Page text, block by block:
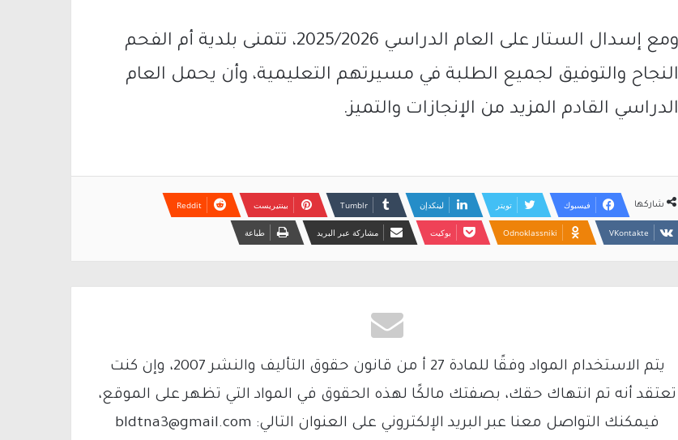
ومع إسدال الستار على العام الدراسي 2025/2026، تتمنى بلدية أم الفحم
النجاح والتوفيق لجميع الطلبة في مسيرتهم التعليمية، وأن يحمل العام
الدراسي القادم المزيد من الإنجازات والتميز.
شاركها فيسبوك تويتر لينكدإن بينتيريست
Odnoklassniki بوكيت مشاركة عبر البريد طباعة
يتم الاستخدام المواد وفقًا للمادة 27 أ من قانون حقوق التأليف والنشر 2007، وإن كنت
تعتقد أنه تم انتهاك حقك، بصفتك مالكًا لهذه الحقوق في المواد التي تظهر على الموقع،
فيمكنك التواصل معنا عبر البريد الإلكتروني على العنوان التالي: bldtna3@gmail.com